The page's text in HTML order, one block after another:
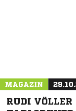
MAGAZIN
RUDI VÖLLER